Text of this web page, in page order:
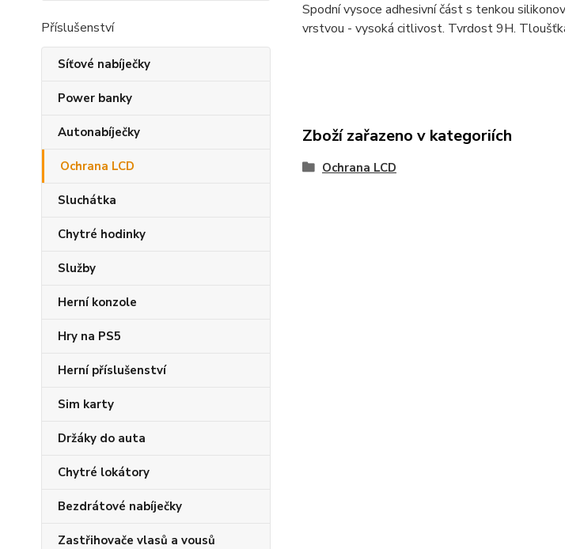
Příslušenství
Síťové nabíječky
Power banky
Autonabíječky
Ochrana LCD
Sluchátka
Chytré hodinky
Služby
Herní konzole
Hry na PS5
Herní příslušenství
Sim karty
Držáky do auta
Chytré lokátory
Bezdrátové nabíječky
Zastřihovače vlasů a vousů
Spodní vysoce adhesivní část s tenkou
vrstvou - vysoká citlivost. Tvrdost 9H.
Zboží zařazeno v kategoriích
Ochrana LCD